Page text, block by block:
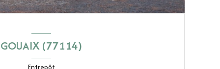
GOUAIX (77114)